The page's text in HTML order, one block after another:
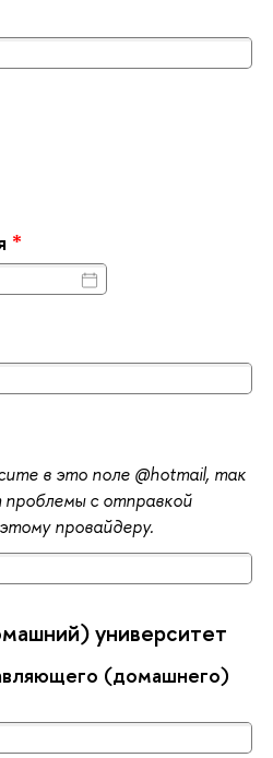
*
в это поле @hotmail, так
проблемы с отправкой
провайдеру.
университет
(домашнего)